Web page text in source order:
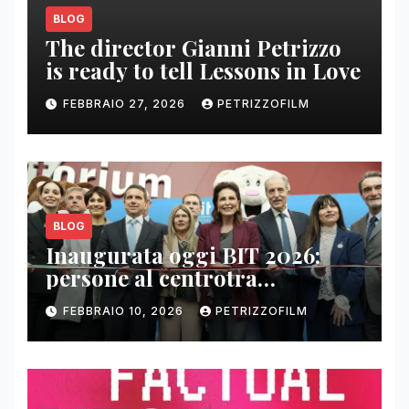
BLOG
The director Gianni Petrizzo
is ready to tell Lessons in Love
FEBBRAIO 27, 2026 PETRIZZOFILM
BLOG
Inaugurata oggi BIT 2026:
persone al centrotra
contenuti, relazioni e business
FEBBRAIO 10, 2026 PETRIZZOFILM